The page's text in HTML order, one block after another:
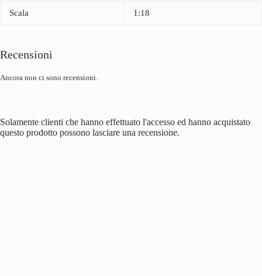
Scala 1:18
Recensioni
Ancora non ci sono recensioni.
Solamente clienti che hanno effettuato l'accesso ed hanno acquistato
questo prodotto possono lasciare una recensione.